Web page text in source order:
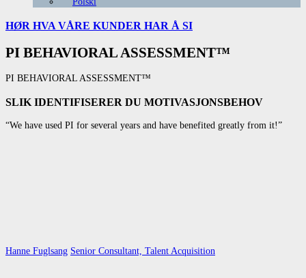
HØR HVA VÅRE KUNDER HAR Å SI
PI BEHAVIORAL ASSESSMENT™
PI BEHAVIORAL ASSESSMENT™
SLIK IDENTIFISERER DU MOTIVASJONSBEHOV
“We have used PI for several years and have benefited greatly from it!”
Hanne Fuglsang Senior Consultant, Talent Acquisition